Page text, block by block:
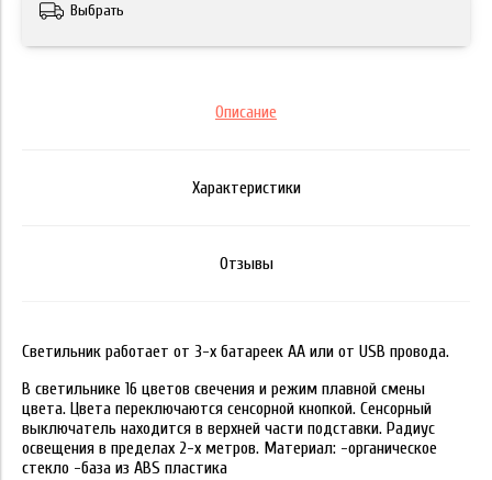
Выбрать
Описание
Характеристики
Отзывы
Светильник работает от 3-х батареек АА или от USB провода.
В светильнике 16 цветов свечения и режим плавной смены
цвета. Цвета переключаются сенсорной кнопкой. Сенсорный
выключатель находится в верхней части подставки. Радиус
освещения в пределах 2-х метров. Материал: -органическое
стекло -база из ABS пластика